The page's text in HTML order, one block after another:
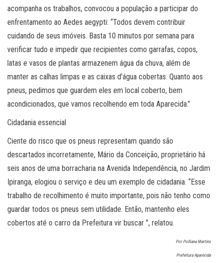
acompanha os trabalhos, convocou a população a participar do
enfrentamento ao Aedes aegypti: “Todos devem contribuir
cuidando de seus imóveis. Basta 10 minutos por semana para
verificar tudo e impedir que recipientes como garrafas, copos,
latas e vasos de plantas armazenem água da chuva, além de
manter as calhas limpas e as caixas d’água cobertas. Quanto aos
pneus, pedimos que guardem eles em local coberto, bem
acondicionados, que vamos recolhendo em toda Aparecida.”
Cidadania essencial
Ciente do risco que os pneus representam quando são
descartados incorretamente, Mário da Conceição, proprietário há
seis anos de uma borracharia na Avenida Independência, no Jardim
Ipiranga, elogiou o serviço e deu um exemplo de cidadania. “Esse
trabalho de recolhimento é muito importante, pois não tenho como
guardar todos os pneus sem utilidade. Então, mantenho eles
cobertos até o carro da Prefeitura vir buscar ”, relatou.
Por Polliana Martins
Prefeitura Aparecida